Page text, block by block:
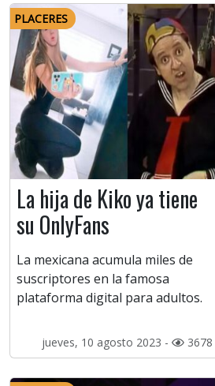
PLACERES
La hija de Kiko ya tiene
su OnlyFans
La mexicana acumula miles de
suscriptores en la famosa
plataforma digital para adultos.
jueves, 10 agosto 2023 - 3678